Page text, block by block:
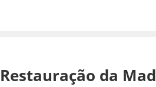
Restauração da